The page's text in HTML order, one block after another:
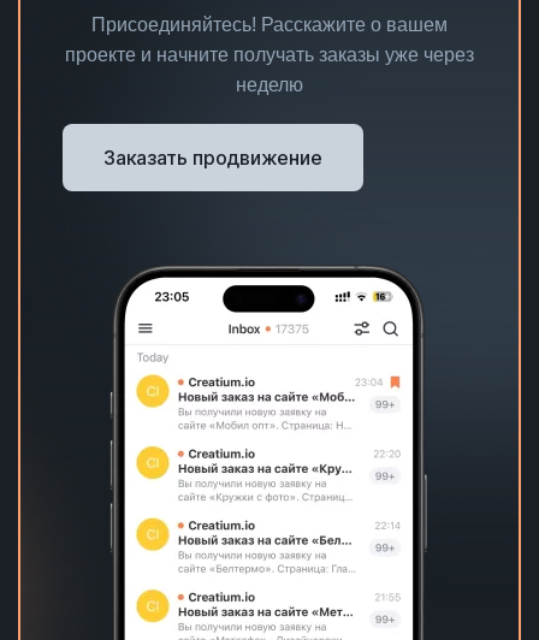
Присоединяйтесь! Расскажите о вашем
проекте и начните получать заказы уже через
неделю
Заказать продвижение